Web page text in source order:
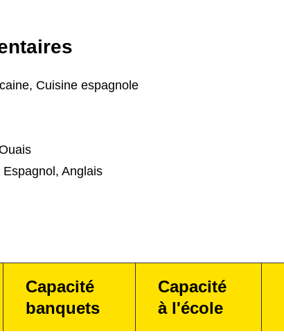
Cuisine espagnole
Espagnol, Anglais
Capacité
banquets
Capacité
à l'école